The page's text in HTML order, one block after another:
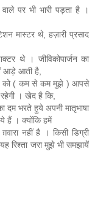
पर भी भारी पड़ता है ।
मास्टर थे, हज़ारी प्रसाद
थे । जीविकोपार्जन का
आड़े आती है,
को ( कम से कम मुझे ) आपसे
रहेगी । खेद है कि,
दम भरते हुये अपनी मातृभाषा
हैं । क्योंकि हमें
नहीं है । किसी डिग्री
रिश्ता जरा मुझे भी समझायें